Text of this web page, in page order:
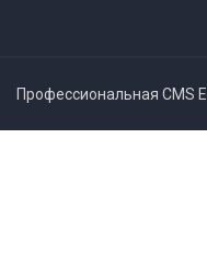
Профессиональная CMS